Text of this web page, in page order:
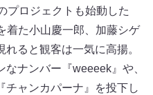
プロジェクトも始動した
着た小山慶一郎、加藤シゲ
ると観客は一気に高揚。
ナンバー『weeeek』や、
チャンカパーナ』を投下し